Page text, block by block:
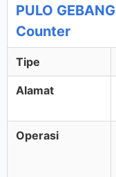
PULO
Counter
Tipe
Alamat
Operasi